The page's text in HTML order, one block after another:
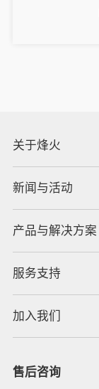
关于烽火
新闻与活动
产品与解决方案
服务支持
加入我们
售后咨询